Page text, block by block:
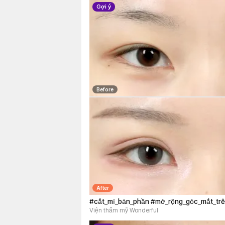
Before
After
Gợi ý
#cắt_mí_bán_phần
#mở_rộng_góc_mắt_ngoài_và_hạ_mi_dưới
Viện thẩm mỹ Wonderful